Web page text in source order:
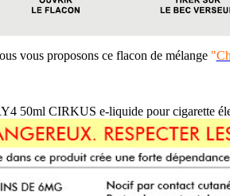
vous proposons ce flacon de mélange "
50ml CIRKUS e-liquide pour cigarette